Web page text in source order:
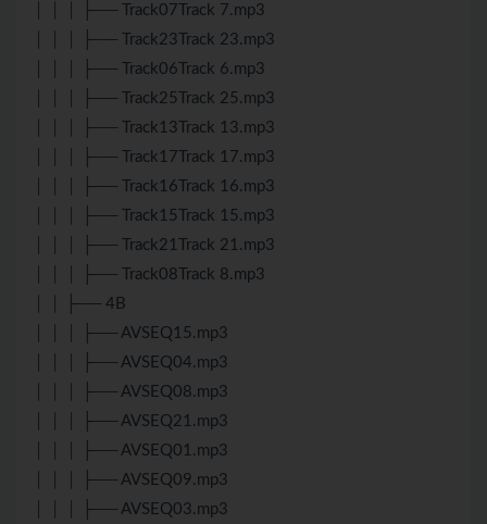
│ │ │ ├── Track07Track 7.mp3
│ │ │ ├── Track23Track 23.mp3
│ │ │ ├── Track06Track 6.mp3
│ │ │ ├── Track25Track 25.mp3
│ │ │ ├── Track13Track 13.mp3
│ │ │ ├── Track17Track 17.mp3
│ │ │ ├── Track16Track 16.mp3
│ │ │ ├── Track15Track 15.mp3
│ │ │ ├── Track21Track 21.mp3
│ │ │ ├── Track08Track 8.mp3
│ │ ├── 4B
│ │ │ ├── AVSEQ15.mp3
│ │ │ ├── AVSEQ04.mp3
│ │ │ ├── AVSEQ08.mp3
│ │ │ ├── AVSEQ21.mp3
│ │ │ ├── AVSEQ01.mp3
│ │ │ ├── AVSEQ09.mp3
│ │ │ ├── AVSEQ03.mp3